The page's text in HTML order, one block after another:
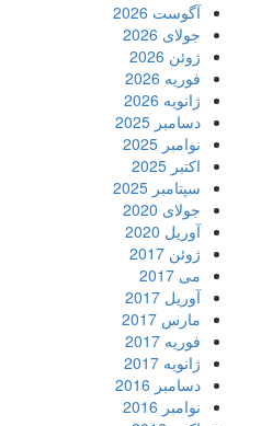
آگوست 2026
جولای 2026
ژوئن 2026
فوریه 2026
ژانویه 2026
دسامبر 2025
نوامبر 2025
اکتبر 2025
سپتامبر 2025
جولای 2020
آوریل 2020
ژوئن 2017
می 2017
آوریل 2017
مارس 2017
فوریه 2017
ژانویه 2017
دسامبر 2016
نوامبر 2016